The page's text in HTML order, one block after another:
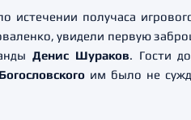
получаса
увидели первую
Денис Шураков. Гости
им было не